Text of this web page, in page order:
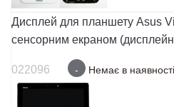
Дисплей для планшету Asus
сенсорним екраном
022096 - Немає в наявності